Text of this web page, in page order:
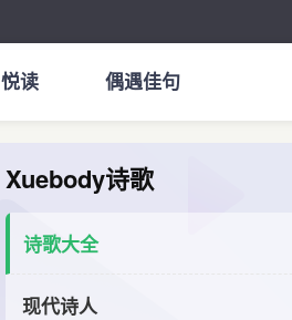
悦读 偶遇佳句
Xuebody诗歌
诗歌大全
现代诗人